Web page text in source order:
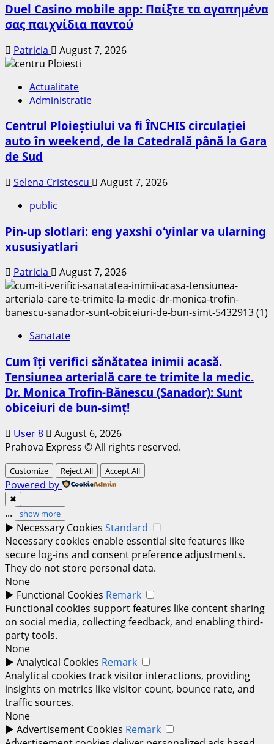
Duel Casino mobile app: Παίξτε τα αγαπημένα
σας παιχνίδια παντού
Patricia August 7, 2026
Actualitate
Administratie
Centrul Ploieștiului va fi ÎNCHIS circulației
auto în weekend, de la Catedrală până la Gara
de Sud
Selena Cristescu
August 7, 2026
public
Pin-up slotlari: eng yaxshi o‘yinlar va ularning
xususiyatlari
Patricia August 7, 2026
Sanatate
Cum îți verifici sănătatea inimii acasă.
Tensiunea arterială care te trimite la medic.
Dr. Monica Trofin-Bănescu (Sanador): Sunt
obiceiuri de bun-simț!
User 8
August 6, 2026
Prahova Express © All rights reserved.
Customize Reject All Accept All
Powered by
✖
... show more
► Necessary Cookies Standard
Necessary cookies enable essential site features like
secure log-ins and consent preference adjustments.
They do not store personal data.
None
► Functional Cookies Remark
Functional cookies support features like content sharing
on social media, collecting feedback, and enabling third-
party tools.
None
► Analytical Cookies Remark
Analytical cookies track visitor interactions, providing
insights on metrics like visitor count, bounce rate, and
traffic sources.
None
► Advertisement Cookies Remark